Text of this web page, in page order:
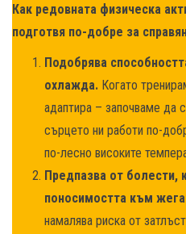
Как редовната физическа
подготвя по-добре за
Подобрява
охлажда. Когато
адаптира – започваме да
сърцето ни работи по-
по-лесно високите
Предпазва от болести,
поносимостта към
намалява риска от